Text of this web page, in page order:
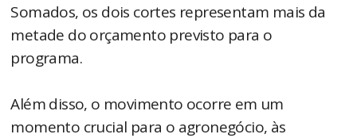
Somados, os dois cortes representam mais da
metade do orçamento previsto para o
programa.
Além disso, o movimento ocorre em um
momento crucial para o agronegócio, às